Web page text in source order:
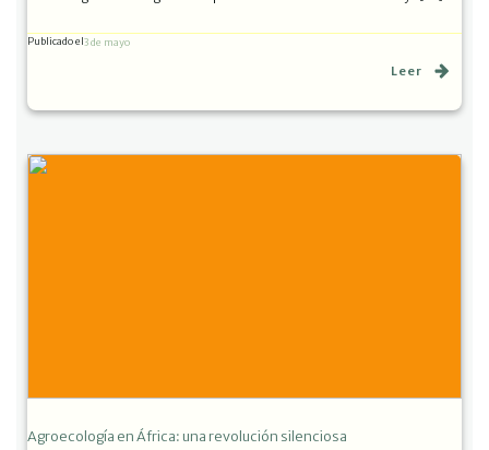
Publicado el3 de mayo
Leer
Agroecología en África: una revolución silenciosa